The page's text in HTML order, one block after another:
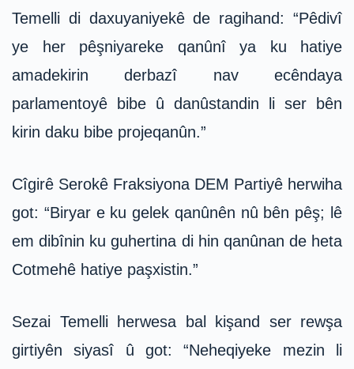
Temelli di daxuyaniyekê de ragihand: “Pêdivî
ye her pêşniyareke qanûnî ya ku hatiye
amadekirin derbazî nav ecêndaya
parlamentoyê bibe û danûstandin li ser bên
kirin daku bibe projeqanûn.”
Cîgirê Serokê Fraksiyona DEM Partiyê herwiha
got: “Biryar e ku gelek qanûnên nû bên pêş; lê
em dibînin ku guhertina di hin qanûnan de heta
Cotmehê hatiye paşxistin.”
Sezai Temelli herwesa bal kişand ser rewşa
girtiyên siyasî û got: “Neheqiyeke mezin li